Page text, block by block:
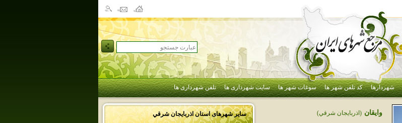
شهردارها کد تلفن شهر ها سوغات شهر ها سایت شهرداری ها تلفن شهرداری ها
سایر شهرهای استاناذربايجان شرقي وايقان (اذربايجان شرقي)